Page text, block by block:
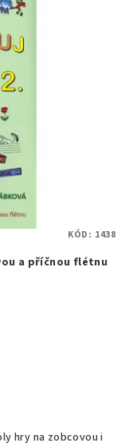
a příčnou flétnu
hry na zobcovou i
KÓD: 1438